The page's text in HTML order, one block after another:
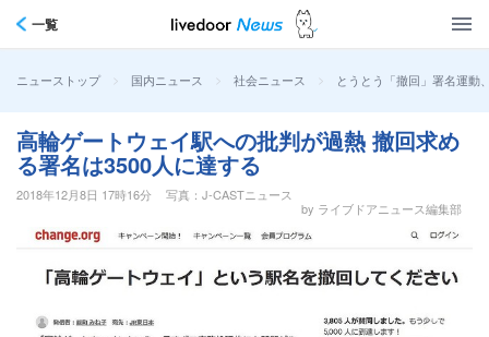
一覧
ニューストップ > 国内ニュース > 社会ニュース > とうとう「撤回」署名運
高輪ゲートウェイ駅への批判が過熱 撤回求め
る署名は3500人に達する
2018年12月8日 17時16分
写真：J-CASTニュース
by ライブドアニュース編集部